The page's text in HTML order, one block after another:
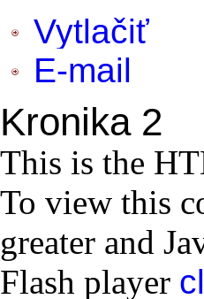
Vytlačiť
E-mail
Kronika 2
This is the
To view this
greater and
Flash player